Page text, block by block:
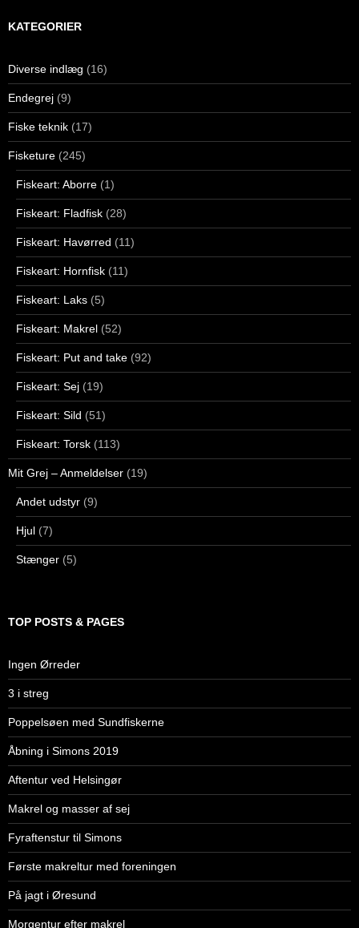
KATEGORIER
Diverse indlæg (16)
Endegrej (9)
Fiske teknik (17)
Fisketure (245)
Fiskeart: Aborre (1)
Fiskeart: Fladfisk (28)
Fiskeart: Havørred (11)
Fiskeart: Hornfisk (11)
Fiskeart: Laks (5)
Fiskeart: Makrel (52)
Fiskeart: Put and take (92)
Fiskeart: Sej (19)
Fiskeart: Sild (51)
Fiskeart: Torsk (113)
Mit Grej – Anmeldelser (19)
Andet udstyr (9)
Hjul (7)
Stænger (5)
TOP POSTS & PAGES
Ingen Ørreder
3 i streg
Poppelsøen med Sundfiskerne
Åbning i Simons 2019
Aftentur ved Helsingør
Makrel og masser af sej
Fyraftenstur til Simons
Første makreltur med foreningen
På jagt i Øresund
Morgentur efter makrel